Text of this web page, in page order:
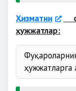
Ҳизматни
ҳужжатлар:
ҳужжатларга